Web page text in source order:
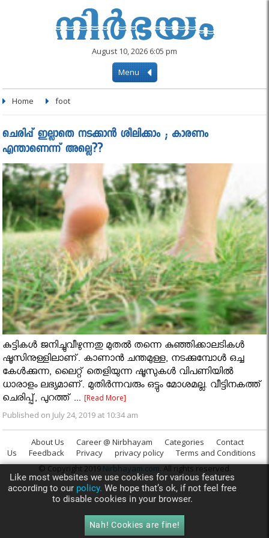
August 10, 2026 6:05 pm
Menu
Home foot
ചെരിപ്പ് ഇല്ലാതെ നടക്കാൻ ശീലിക്കാം ; കാരണം
എന്താണെന്ന് അല്ലെ??
കുട്ടികൾ ജനിച്ചുവീഴുന്നതു മുതൽ തന്നെ കുഞ്ഞിക്കാലടികൾ
ഷൂസിനുള്ളിലാണ്. കാണാൻ ചന്തമുള്ള, നടക്കുമ്പോൾ ഒച്ച
കേൾക്കുന്ന, ലൈറ്റ് തെളിയുന്ന ഷൂസുകൾ വിപണിയിൽ
ധാരാളം ലഭ്യമാണ്. മുതിർന്നവരും ഒട്ടും മോശമല്ല. വീട്ടിനകത്ത്
ചെരിപ്പ്, പുറത്ത് ...[Read More]
Published on July 24, 2019 at 10:34 am
About Us Career @ Nirbhayam Categories
Contact
Us
Feedback Privacy privacy policy
Terms and Conditions
© Copyright 2019 Nirbhayam.com. All rights reserved.
Like most websites we use cookies for various features
according to our policy. We hope that’s ok, if not feel free
to disable cookies in your browser.
Nah! Cookies are fine!